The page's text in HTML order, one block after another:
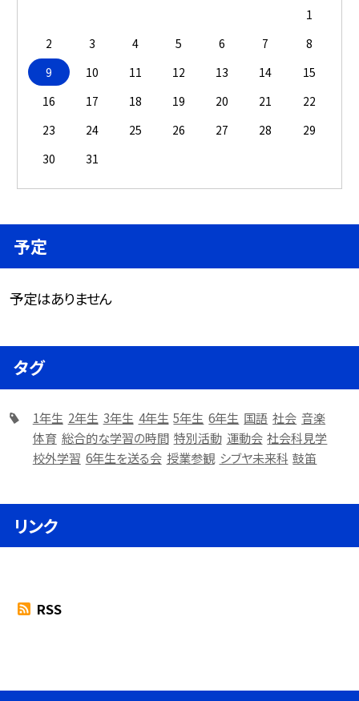
1
2
3 4 5 6 7
8
9
10 11 12 13 14
15
16
17 18 19 20 21
22
23
24 25 26 27 28
29
30
31
予定
予定はありません
タグ
1年生 2年生 3年生 4年生 5年生 6年生 国語 社会 音楽
体育 総合的な学習の時間 特別活動 運動会 社会科見学
校外学習 6年生を送る会 授業参観 シブヤ未来科 鼓笛
リンク
RSS